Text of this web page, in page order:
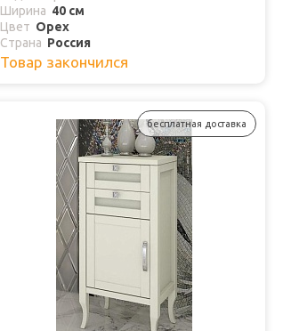
Ширина 40 см
Цвет Орех
Страна Россия
Товар закончился
бесплатная доставка